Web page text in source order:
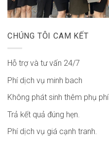
CHÚNG TÔI CAM KẾT
Hỗ trợ và tư vấn 24/7
Phí dịch vụ minh bach
Không phát sinh thêm phụ phí
Trả kết quả đúng hẹn.
Phí dịch vụ giá cạnh tranh.